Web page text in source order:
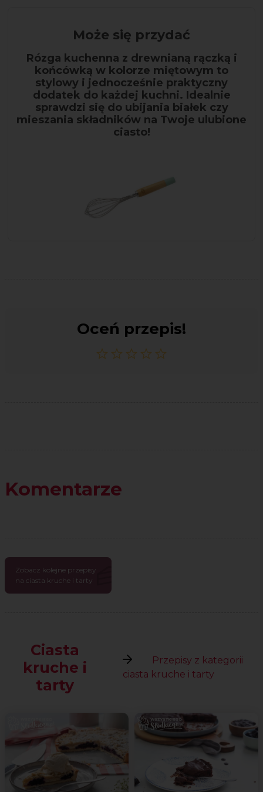
Może się przydać
Rózga kuchenna z drewnianą rączką i
końcówką w kolorze miętowym to
stylowy i jednocześnie praktyczny
dodatek do każdej kuchni. Idealnie
sprawdzi się do ubijania białek czy
mieszania składników na Twoje ulubione
ciasto!
Oceń przepis!
Komentarze
Zobacz kolejne przepisy
na ciasta kruche i tarty
Ciasta
kruche i
tarty
Przepisy z kategorii
ciasta kruche i tarty